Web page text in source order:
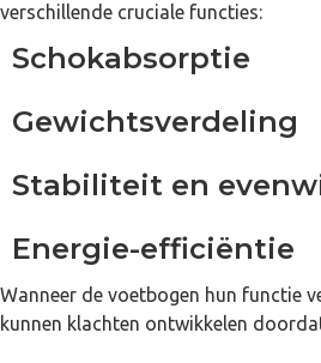
verschillende cruciale functies:
Schokabsorptie
Gewichtsverdeling
Stabiliteit en
Energie-efficiëntie
Wanneer de voetbogen hun functie
kunnen klachten ontwikkelen